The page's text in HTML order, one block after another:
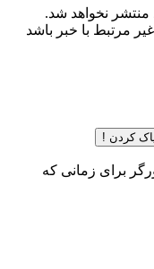
منتشر نخواهد شد.
مرتبط با خبر باشد
کردن !
برای زمانی که